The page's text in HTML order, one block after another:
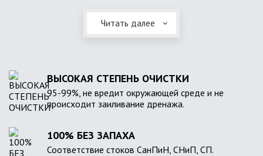
Читать далее
ВЫСОКАЯ СТЕПЕНЬ ОЧИСТКИ
95-99%, не вредит окружающей среде и не
происходит заиливание дренажа.
100% БЕЗ ЗАПАХА
Соответствие стоков СанПиН, СНиП, СП.